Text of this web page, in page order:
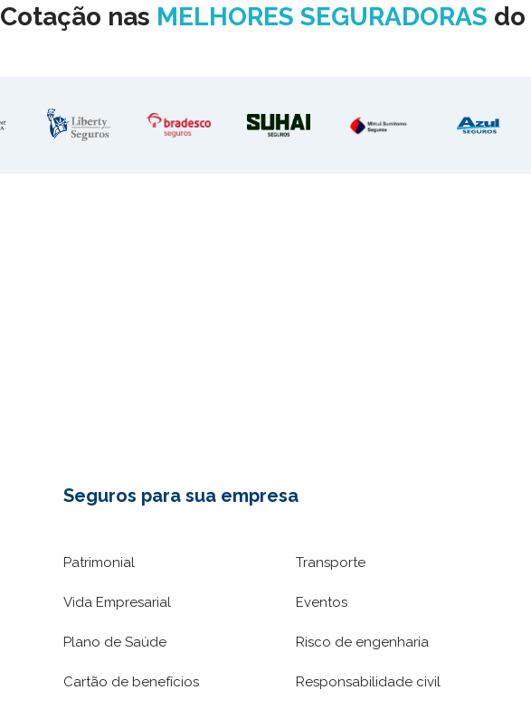
Cotação nas MELHORES SEGURADORAS do
Seguros para sua empresa
Patrimonial
Vida Empresarial
Plano de Saúde
Cartão de benefícios
Transporte
Eventos
Risco de engenharia
Responsabilidade civil